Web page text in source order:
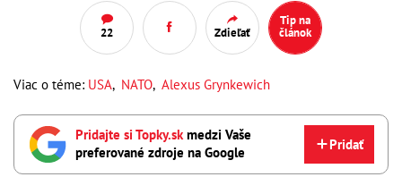
22 Zdieľať
Tip na
článok
Viac o téme: USA, NATO, Alexus Grynkewich
Pridajte si Topky.skmedzi Vaše
preferované zdroje na Google
Pridať